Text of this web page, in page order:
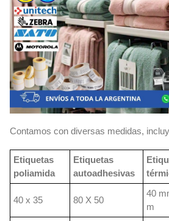
Contamos con diversas medidas,
Etiquetas
poliamida
Etiquetas
autoadhesivas
40 x 35 80 X 50
40
m